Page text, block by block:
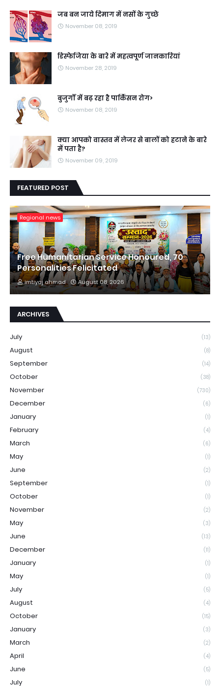
जब बन जाये दिमाग में नसों के गुच्छे
November 08, 2019
डिस्फेजिया के बारे में महत्वपूर्ण जानकारियां
November 28, 2019
बुजुर्गों में बढ़ रहा है पार्किंसन रोग>
November 08, 2019
क्या आपको वास्तव में लेजर से बालों को हटाने के बारे
में पता है?
November 09, 2019
FEATURED POST
Regional news
Free Humanitarian Service Honoured, 70
Personalities Felicitated
imtiyaj ahmad August 08, 2026
ARCHIVES
July (13)
August (8)
September (14)
October (38)
November (730)
December (6)
January (1)
February (4)
March (6)
May (1)
June (2)
September (1)
October (1)
November (2)
May (3)
June (13)
December (11)
January (1)
May (1)
July (5)
August (4)
October (15)
January (3)
March (2)
April (4)
June (5)
July (1)